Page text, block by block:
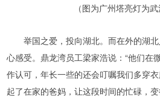
（图为广州塔亮灯为武
举国之爱，投向湖北。而在外的湖
心感受。鼎龙湾员工梁家浩说：“他们在
作认可，年长一些的还会叮嘱我们多穿
起了在家的爸妈，让这段时间的忙碌，